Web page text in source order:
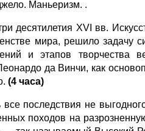
Маньеризм. .
XVI вв.
мира, решило задачу
и этапов творчества
да Винчи, как
(4 часа)
последствия не
походов на